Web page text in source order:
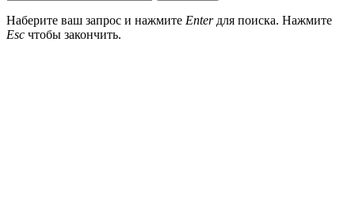
Наберите ваш запрос и нажмите Enterдля поиска. Нажмите
Esc чтобы закончить.